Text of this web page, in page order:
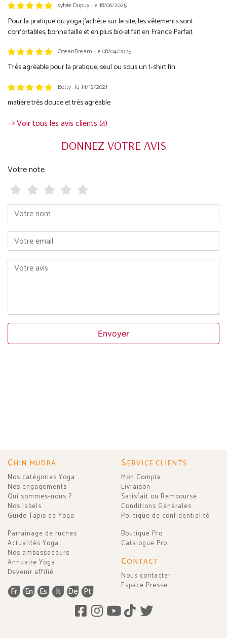
Trustpilot sylvie Dupuy · le 18/06/2025
Pour la pratique du yoga j'achète sur le site, les vêtements sont
confortables, bonne taille et en plus bio et fait en France Parfait
OceanDream · le 08/04/2025
Très agréable pour la pratique, seul ou sous un t-shirt fin
Betty · le 14/12/2021
matière très douce et très agréable
Voir tous les avis clients (4)
DONNEZ VOTRE AVIS
Votre note
Votre nom
Votre email
Votre avis
Envoyer
CHIN MUDRA
Nos catégories Yoga
Nos engagements
Qui sommes-nous ?
Nos labels
Guide Tapis de Yoga
Parrainage de ruches
Actualités Yoga
Nos ambassadeurs
Annuaire Yoga
Devenir affilié
Fr En Es It De Pt
SERVICE CLIENTS
Mon Compte
Livraison
Satisfait ou Remboursé
Conditions Générales
Politique de confidentialité
Boutique Pro
Catalogue Pro
CONTACT
Nous contacter
Espace Presse